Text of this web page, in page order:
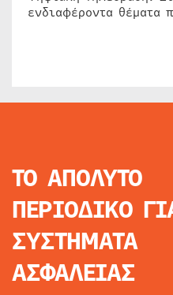
ενδιαφέροντα θέματα
ΤΟ ΑΠΟΛΥΤΟ
ΠΕΡΙΟΔΙΚΟ
ΣΥΣΤΗΜΑΤΑ
ΑΣΦΑΛΕΙΑΣ